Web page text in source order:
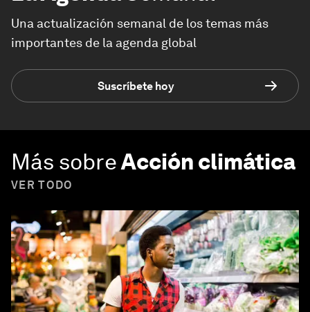
Una actualización semanal de los temas más
importantes de la agenda global
Suscríbete hoy
Más sobreAcción climática
VER TODO